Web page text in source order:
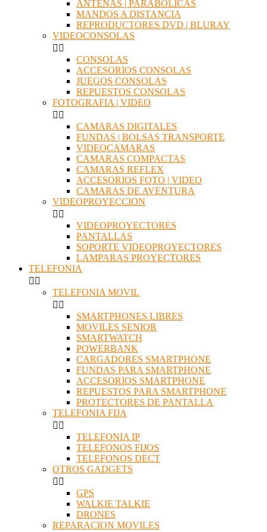
ANTENAS | PARABOLICAS
MANDOS A DISTANCIA
REPRODUCTORES DVD | BLURAY
VIDEOCONSOLAS
 
CONSOLAS
ACCESORIOS CONSOLAS
JUEGOS CONSOLAS
REPUESTOS CONSOLAS
FOTOGRAFIA | VIDEO
 
CAMARAS DIGITALES
FUNDAS | BOLSAS TRANSPORTE
VIDEOCAMARAS
CAMARAS COMPACTAS
CAMARAS REFLEX
ACCESORIOS FOTO | VIDEO
CAMARAS DE AVENTURA
VIDEOPROYECCION
 
VIDEOPROYECTORES
PANTALLAS
SOPORTE VIDEOPROYECTORES
LAMPARAS PROYECTORES
TELEFONIA
 
TELEFONIA MOVIL
 
SMARTPHONES LIBRES
MOVILES SENIOR
SMARTWATCH
POWERBANK
CARGADORES SMARTPHONE
FUNDAS PARA SMARTPHONE
ACCESORIOS SMARTPHONE
REPUESTOS PARA SMARTPHONE
PROTECTORES DE PANTALLA
TELEFONIA FIJA
 
TELEFONIA IP
TELEFONOS FIJOS
TELEFONOS DECT
OTROS GADGETS
 
GPS
WALKIE TALKIE
DRONES
REPARACION MOVILES